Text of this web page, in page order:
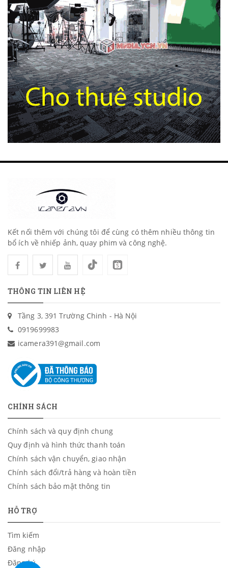
Kết nối thêm với chúng tôi để cùng có thêm nhiều thông tin
bổ ích về nhiếp ảnh, quay phim và công nghệ.
THÔNG TIN LIÊN HỆ
Tầng 3, 391 Trường Chinh - Hà Nội
0919699983
icamera391@gmail.com
CHÍNH SÁCH
Chính sách và quy định chung
Quy định và hình thức thanh toán
Chính sách vận chuyển, giao nhận
Chính sách đổi/trả hàng và hoàn tiền
Chính sách bảo mật thông tin
HỖ TRỢ
Tìm kiếm
Đăng nhập
Đăng ký